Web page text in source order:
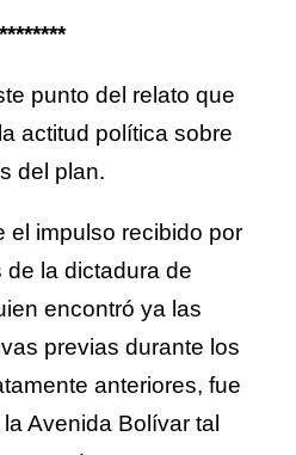
punto del relato que
actitud política sobre
del plan.
el impulso recibido por
la dictadura de
encontró ya las
previas durante los
anteriores, fue
Avenida Bolívar tal